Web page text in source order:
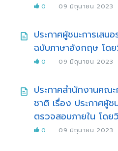
0 09 มิถุนายน 2023
ประกาศผู้ชนะการเสน
ฉบับภาษาอังกฤษ โดย
0 09 มิถุนายน 2023
ประกาศสำนักงานคณ
ชาติ เรื่อง ประกาศผู้ช
ตรวจสอบภายใน โดย
0 09 มิถุนายน 2023